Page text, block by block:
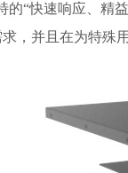
的“快速响应、精
，并且在为特殊